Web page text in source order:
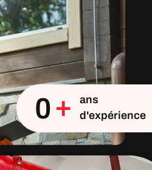
0+
ans
d'expérience